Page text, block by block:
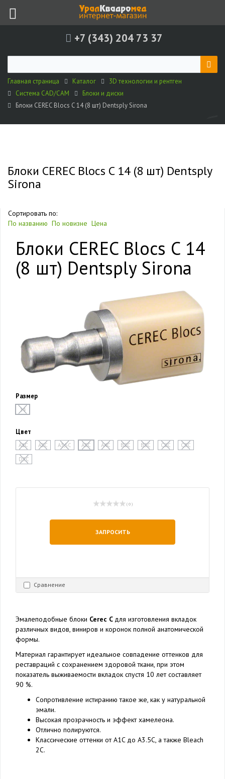
+7 (343) 204 73 37
Главная страница Каталог
3D технологии и рентген
Система CAD/CAM
Блоки и диски
Блоки CEREC Blocs C 14 (8 шт) Dentsply Sirona
Блоки CEREC Blocs C 14 (8 шт) Dentsply
Sirona
Сортировать по:
По названию По новизне Цена
Блоки CEREC Blocs C 14
(8 шт) Dentsply Sirona
Размер
14
Цвет
A1C A2C A3,5C A3C A4C B2C B3C C2C
C3C
D3C
( 0 )
ЗАПРОСИТЬ
Сравнение
Эмалеподобные блоки Cerec C для изготовления вкладок
различных видов, виниров и коронок полной анатомической
формы.
Материал гарантирует идеальное совпадение оттенков для
реставраций с сохранением здоровой ткани, при этом
показатель выживаемости вкладок спустя 10 лет составляет
90 %.
Сопротивление истиранию такое же, как у натуральной
эмали.
Высокая прозрачность и эффект хамелеона.
Отлично полируются.
Классические оттенки от A1C до A3.5C, а также Bleach
2C.